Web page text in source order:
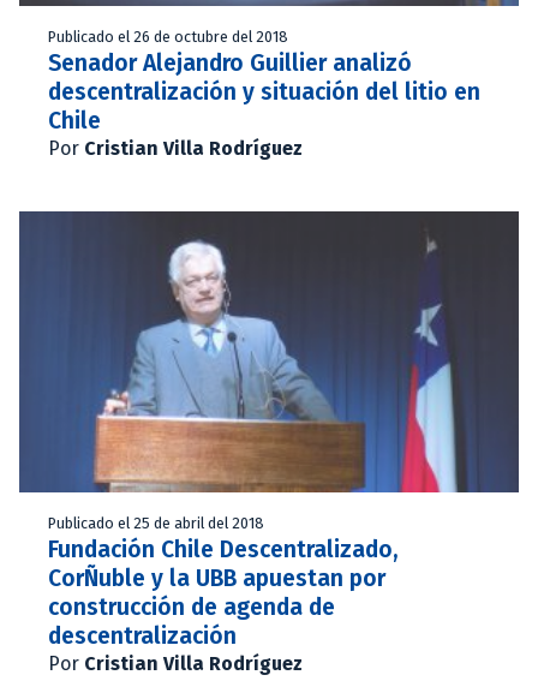
Publicado el 26 de octubre del 2018
Senador Alejandro Guillier analizó
descentralización y situación del litio en
Chile
Por Cristian Villa Rodríguez
Publicado el 25 de abril del 2018
Fundación Chile Descentralizado,
CorÑuble y la UBB apuestan por
construcción de agenda de
descentralización
Por Cristian Villa Rodríguez